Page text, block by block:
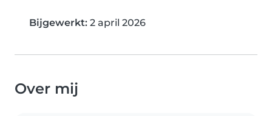
Bijgewerkt: 2 april 2026
Over mij